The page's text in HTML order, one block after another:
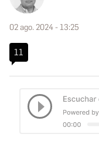
02 ago. 2024 - 13:25
11